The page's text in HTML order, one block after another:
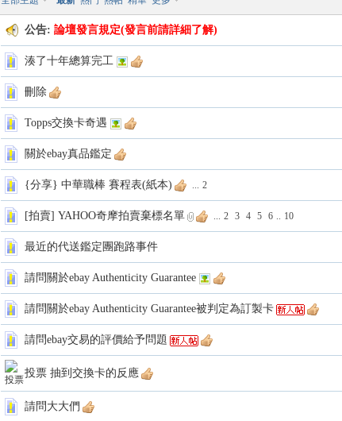
公告: 論壇發言規定(發言前請詳細了解)
湊了十年總算完工
刪除
Topps交換卡奇遇
關於ebay真品鑑定
{分享} 中華職棒 賽程表(紙本) ... 2
[拍賣] YAHOO奇摩拍賣棄標名單 ... 2 3 4 5 6 .. 10
最近的代送鑑定團跑路事件
請問關於ebay Authenticity Guarantee
請問關於ebay Authenticity Guarantee被判定為訂製卡
請問ebay交易的評價給予問題
投票 抽到交換卡的反應
請問大大們